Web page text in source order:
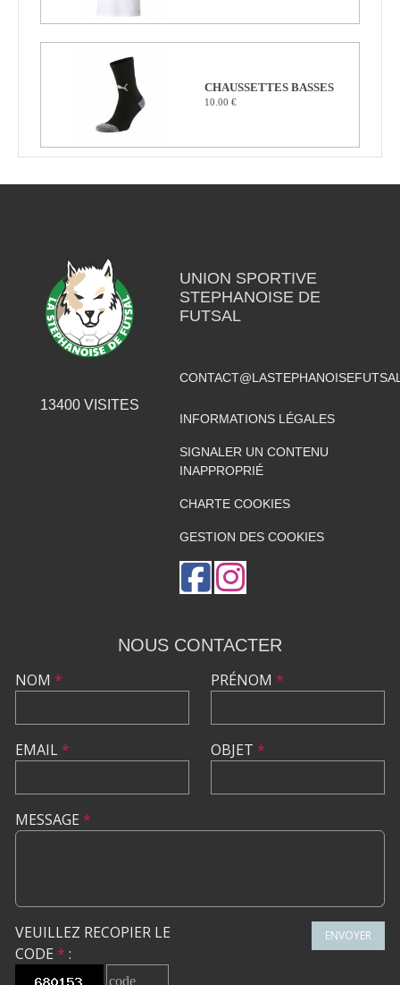
CHAUSSETTES BASSES
10.00 €
13400VISITES
UNION SPORTIVE
STEPHANOISE DE
FUTSAL
INFORMATIONS LÉGALES
SIGNALER UN CONTENU
INAPPROPRIÉ
CHARTE COOKIES
GESTION DES COOKIES
NOUS CONTACTER
NOM *
EMAIL*
PRÉNOM *
OBJET *
MESSAGE *
VEUILLEZ RECOPIER LE
CODE * :
ENVOYER